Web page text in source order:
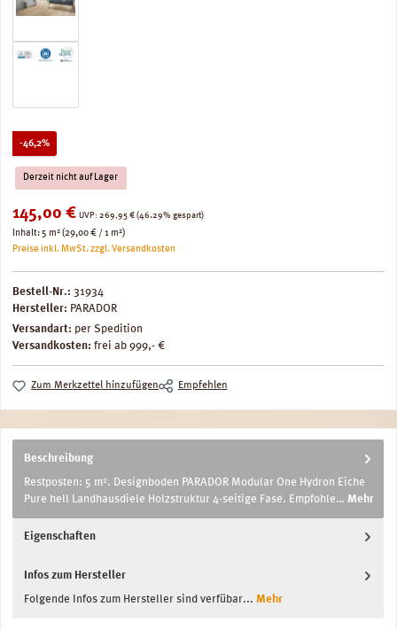
-46,2%Rabatt
Derzeit nicht auf Lager
Verkaufspreis:
145,00 € UVP: Regulärer Preis:
269,95 € (46.29% gespart)
Inhalt:5 m²(29,00 € / 1 m²)
Preise inkl. MwSt. zzgl. Versandkosten
Bestell-Nr.: 31934
Hersteller: PARADOR
Versandart: per Spedition
Versandkosten: frei ab 999,- €
Zum Merkzettel hinzufügen Empfehlen
Beschreibung
Restposten: 5 m². Designboden PARADOR Modular One Hydron Eiche
Pure hell Landhausdiele Holzstruktur 4-seitige Fase. Empfohle… Mehr
Eigenschaften
Infos zum Hersteller
Folgende Infos zum Hersteller sind verfübar... Mehr